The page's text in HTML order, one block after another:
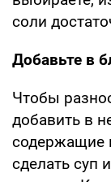
соли
Добавьте в
Чтобы
добавить в
содержащие
сделать суп